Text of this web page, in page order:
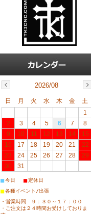
2026/08
日 月 火 水 木 金
土
1
2
3 4 5 6 7
8
9
10 11 12 13 14
15
16
17 18 19 20 21
22
23
24 25 26 27 28
29
30
31
■今日 ■定休日
■各種イベント/出張
・営業時間 ９：３０～１７：００
・ご注文は２４時間お受けしておりま